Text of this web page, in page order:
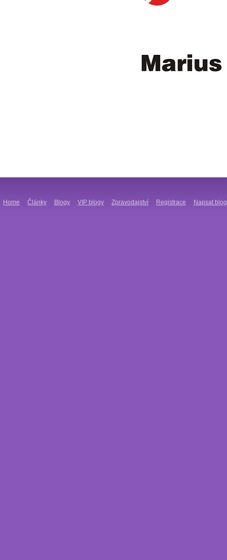
Home Články Blogy VIP blogy Zpravodajství Registrace Napsat blog